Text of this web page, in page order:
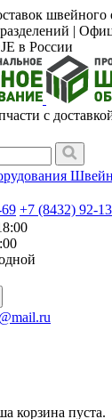
|
в России
с
+7 (8432) 92-
корзина пуста.